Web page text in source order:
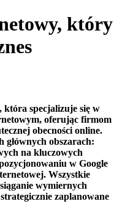
który
specjalizuje się w
oferując firmom
obecności online.
głównych obszarach:
na kluczowych
w Google
Wszystkie
wymiernych
zaplanowane